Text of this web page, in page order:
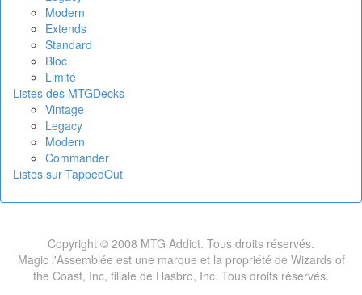
Modern
Extends
Standard
Bloc
Limité
Listes des MTGDecks
Vintage
Legacy
Modern
Commander
Listes sur TappedOut
Copyright © 2008 MTG Addict. Tous droits réservés.
Magic l'Assemblée est une marque et la propriété de Wizards of
the Coast, Inc, filiale de Hasbro, Inc. Tous droits réservés.